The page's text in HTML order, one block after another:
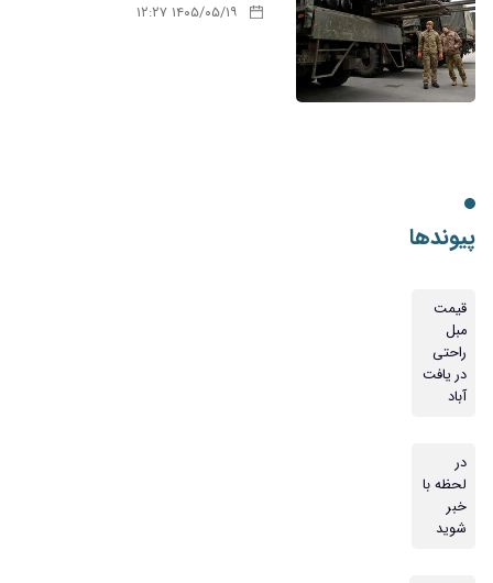
۱۴۰۵/۰۵/۱۹ ۱۲:۲۷
پیوندها
قیمت
مبل
راحتی
در یافت
آباد
در
لحظه با
خبر
شوید